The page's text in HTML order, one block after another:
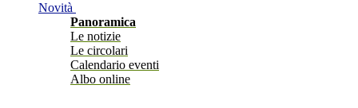
Novità
Panoramica
Le notizie
Le circolari
Calendario eventi
Albo online